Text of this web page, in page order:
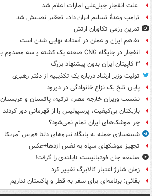
علت انفجار جبل‌علی امارات اعلام شد
ترامپ وعدۀ تسلیم ایران داد، تحقیر نصیبش شد
تمرین رزمی تکاوران ارتش
تفاهم ایران و عمان در آستانه نهایی شدن است
انفجار در جایگاه CNG صحنه یک کشته و سه مصدوم برجا گذاشت
۳ کاپیتان ایران بدون پیشنهاد بزرگ
توئیت وزیر ارشاد درباره یک تکذیبیه از دفتر رهبری
پایان تلخ یک نزاع خانوادگی در دورود
نشست وزیران خارجه مصر، ترکیه، پاکستان و عربستان
بازیکنان بی‌کیفیت، پرسپولیس را از قهرمانی دور کردند
چرا موشک‌های ایران تمام نمی‌شود؟
شبیه‌سازی حمله به پایگاه نیروهای دلتا فورس آمریکا
تجهیز موشکهای سپاه به نفس اژدها+عکس
صاعقه جان فوتبالیست تایلندی را گرفت!
زمان شارژ اعتبار کالابرگ تغییر کرد
بقائی: برنامه‌ای برای سفر به قطر و پاکستان نداریم